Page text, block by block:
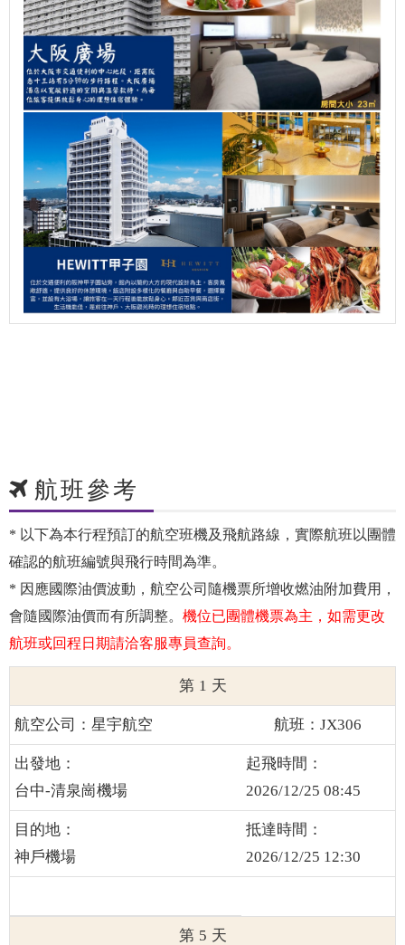
航班參考
* 以下為本行程預訂的航空班機及飛航路線，實際航班以團體
確認的航班編號與飛行時間為準。
* 因應國際油價波動，航空公司隨機票所增收燃油附加費用，
會隨國際油價而有所調整。
1
星宇航空 JX306
台中-清泉崗機場 2026/12/25 08:45
神戶機場 2026/12/25 12:30
5